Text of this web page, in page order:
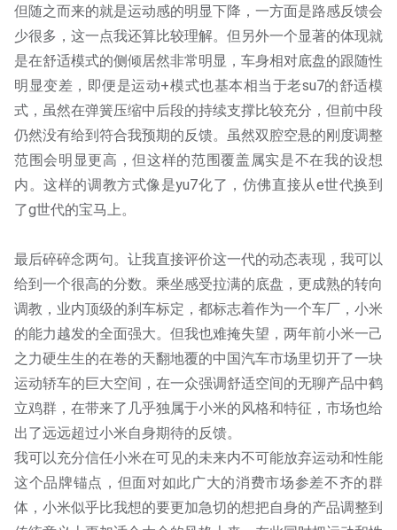
但随之而来的就是运动感的明显下降，一方面是路感反馈会
少很多，这一点我还算比较理解。但另外一个显著的体现就
是在舒适模式的侧倾居然非常明显，车身相对底盘的跟随性
明显变差，即便是运动+模式也基本相当于老su7的舒适模
式，虽然在弹簧压缩中后段的持续支撑比较充分，但前中段
仍然没有给到符合我预期的反馈。虽然双腔空悬的刚度调整
范围会明显更高，但这样的范围覆盖属实是不在我的设想
内。这样的调教方式像是yu7化了，仿佛直接从e世代换到
了g世代的宝马上。
最后碎碎念两句。让我直接评价这一代的动态表现，我可以
给到一个很高的分数。乘坐感受拉满的底盘，更成熟的转向
调教，业内顶级的刹车标定，都标志着作为一个车厂，小米
的能力越发的全面强大。但我也难掩失望，两年前小米一己
之力硬生生的在卷的天翻地覆的中国汽车市场里切开了一块
运动轿车的巨大空间，在一众强调舒适空间的无聊产品中鹤
立鸡群，在带来了几乎独属于小米的风格和特征，市场也给
出了远远超过小米自身期待的反馈。
我可以充分信任小米在可见的未来内不可能放弃运动和性能
这个品牌锚点，但面对如此广大的消费市场参差不齐的群
体，小米似乎比我想的要更加急切的想把自身的产品调整到